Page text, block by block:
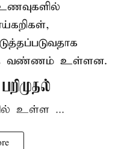
வண்ணம் உள்ளன.
உள்ள ...